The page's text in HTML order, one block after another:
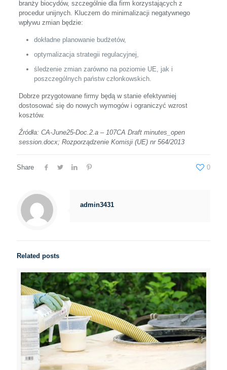
branży biocydów, szczególnie dla firm korzystających z
procedur unijnych. Kluczem do minimalizacji negatywnego
wpływu zmian będzie:
dokładne planowanie budżetów,
optymalizacja strategii regulacyjnej,
śledzenie zmian zarówno na poziomie UE, jak i
poszczególnych państw członkowskich.
Dobrze przygotowane firmy będą w stanie efektywniej
dostosować się do nowych wymogów i ograniczyć wzrost
kosztów.
Źródła: CA-June25-Doc.2.a – 107CA Draft minutes_open
session.docx; Rozporządzenie Komisji (UE) nr 564/2013
Share 0
admin3431
Related posts